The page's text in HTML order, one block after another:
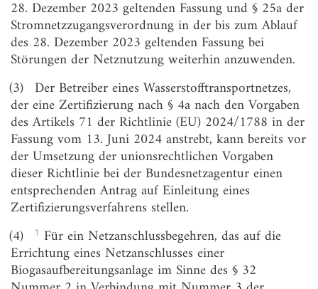
§ 4
Genehmigung des Netzbetriebs
§ 4a
Zertifizierung und Benennung des Betreibers
eines Transportnetzes
Zertifizierung in Bezug auf Drittstaaten
§ 4c
Pflichten der Transportnetzbetreiber
§ 4d
Widerruf der Zertifizierung nach § 4a, nachträgliche
Versehung mit Auflagen
§ 4e
Zertifizierung des Betreibers einer
Gasspeicheranlage
§ 5
Anzeige der Energiebelieferung von
Haushaltskunden; Sicherstellung der
wirtschaftlichen Leistungsfähigkeit
§ 5a
Speicherungspflichten, Veröffentlichung von Daten
§ 5b
Anzeige von Verdachtsfällen,
28. Dezember 2023 geltenden Fassung und § 25a der
Stromnetzzugangsverordnung in der bis zum Ablauf
des 28. Dezember 2023 geltenden Fassung bei
Störungen der Netznutzung weiterhin anzuwenden.
(3) Der Betreiber eines Wasserstofftransportnetzes,
der eine Zertifizierung nach § 4a nach den Vorgaben
des Artikels 71 der Richtlinie (EU) 2024/1788 in der
Fassung vom 13. Juni 2024 anstrebt, kann bereits vor
der Umsetzung der unionsrechtlichen Vorgaben
dieser Richtlinie bei der Bundesnetzagentur einen
entsprechenden Antrag auf Einleitung eines
Zertifizierungsverfahrens stellen.
(4)
1 Für ein Netzanschlussbegehren, das auf die
Errichtung eines Netzanschlusses einer
Biogasaufbereitungsanlage im Sinne des § 32